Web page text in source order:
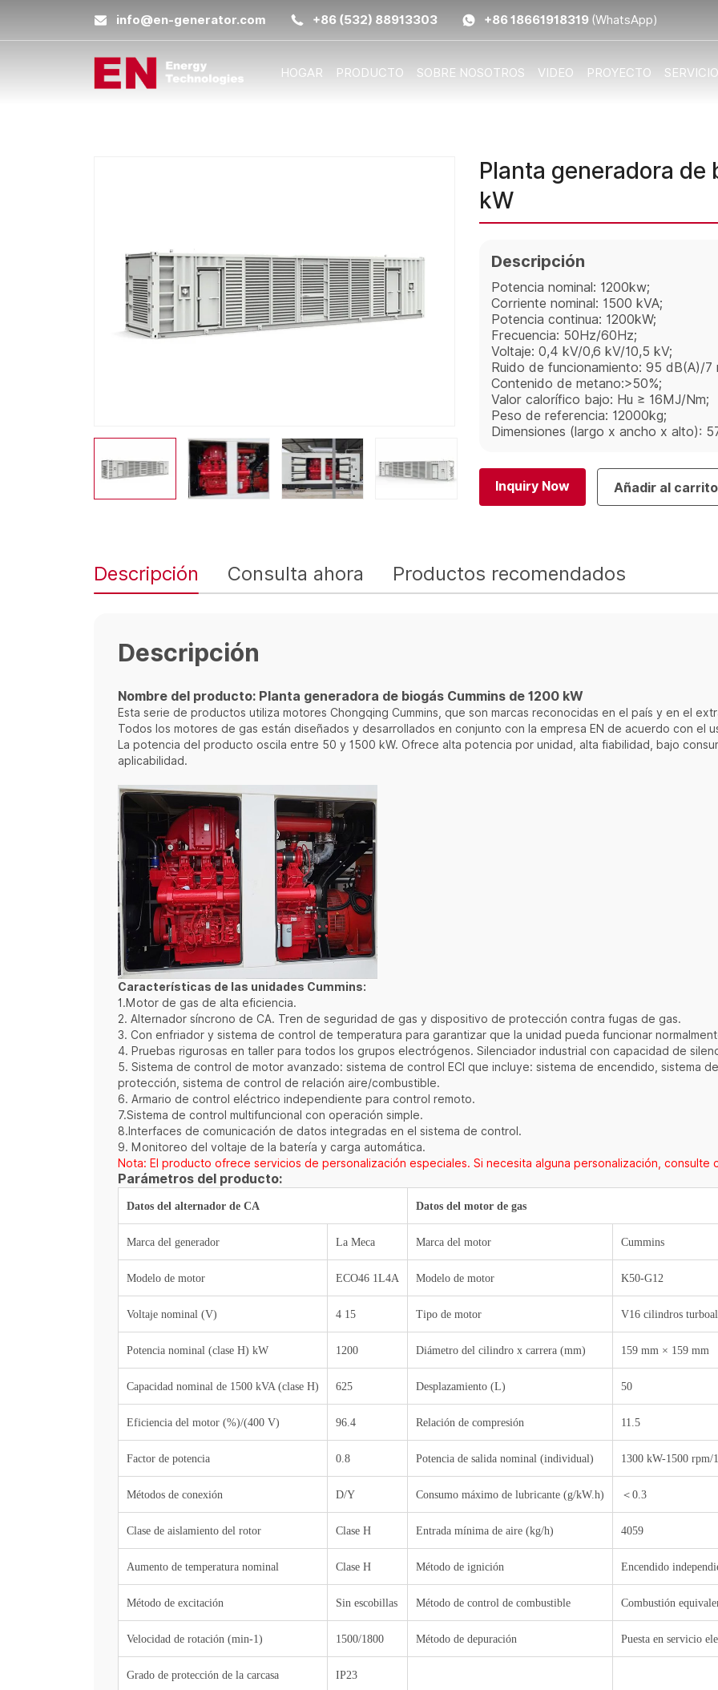
info@en-generator.com +86 (532) 88913303 +86 18661918319(WhatsApp)
HOGAR PRODUCTO SOBRE NOSOTROS VIDEO PROYECTO SERVICIO
Planta generadora
kW
Descripción
Potencia nominal: 1200kw;
Corriente nominal: 1500 kVA;
Potencia continua: 1200kW;
Frecuencia: 50Hz/60Hz;
Voltaje: 0,4 kV/0,6 kV/10,5 kV;
Ruido de funcionamiento: 95 dB(A)/7
Contenido de metano:>50%;
Valor calorífico bajo: Hu ≥ 16MJ/Nm;
Peso de referencia: 12000kg;
Dimensiones (largo x ancho x alto):
Inquiry Now Añadir al
Descripción Consulta ahora Productos recomendados
Descripción
Nombre del producto: Planta generadora de biogás Cummins de 1200 kW
Esta serie de productos utiliza motores Chongqing Cummins, que son marcas reconocidas en el país y en el
Todos los motores de gas están diseñados y desarrollados en conjunto con la empresa EN de acuerdo con el
La potencia del producto oscila entre 50 y 1500 kW. Ofrece alta potencia por unidad, alta fiabilidad, bajo
aplicabilidad.
Características de las unidades Cummins:
1.Motor de gas de alta eficiencia.
2. Alternador síncrono de CA. Tren de seguridad de gas y dispositivo de protección contra fugas de gas.
3. Con enfriador y sistema de control de temperatura para garantizar que la unidad pueda funcionar
4. Pruebas rigurosas en taller para todos los grupos electrógenos. Silenciador industrial con capacidad de
5. Sistema de control de motor avanzado: sistema de control ECI que incluye: sistema de encendido, sistema
protección, sistema de control de relación aire/combustible.
6. Armario de control eléctrico independiente para control remoto.
7.Sistema de control multifuncional con operación simple.
8.Interfaces de comunicación de datos integradas en el sistema de control.
9. Monitoreo del voltaje de la batería y carga automática.
Nota: El producto ofrece servicios de personalización especiales. Si necesita alguna personalización, consulte
Parámetros del producto:
Datos del alternador de CA Datos del motor de gas
Marca del generador La Meca Marca del motor Cummins
Modelo de motor ECO46 1L4A Modelo de motor K50-G12
Voltaje nominal (V) 4 15 Tipo de motor V16 cilindros
Potencia nominal (clase H) kW 1200 Diámetro del cilindro x carrera (mm) 159 mm × 159 mm
Capacidad nominal de 1500 kVA (clase H) 625 Desplazamiento (L) 50
Eficiencia del motor (%)/(400 V) 96.4 Relación de compresión 11.5
Factor de potencia 0.8 Potencia de salida nominal (individual) 1300 kW-1500 rpm/
Métodos de conexión D/Y Consumo máximo de lubricante (g/kW.h) ＜ 0.3
Clase de aislamiento del rotor Clase H Entrada mínima de aire (kg/h) 4059
Aumento de temperatura nominal Clase H Método de ignición Encendido
Método de excitación Sin escobillas Método de control de combustible Combustión
Velocidad de rotación (min-1) 1500/1800 Método de depuración Puesta en servicio
Grado de protección de la carcasa IP23